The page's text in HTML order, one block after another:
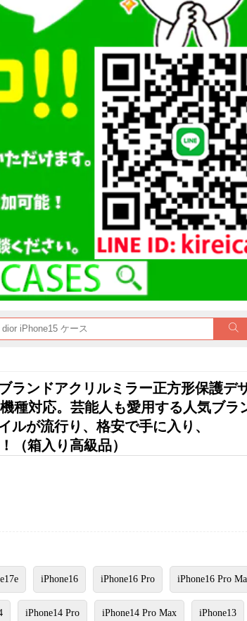
ランドアクリルミラー正方形保護デ
種対応。芸能人も愛用する人気ブラ
ルが流行り、格安で手に入り、
（箱入り高級品）
iPhone16 iPhone16 Pro iPhone16 Pro
iPhone14 Pro iPhone14 Pro Max iPhone13